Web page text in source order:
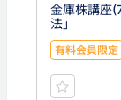
金庫株講座
法」
有料会員限定